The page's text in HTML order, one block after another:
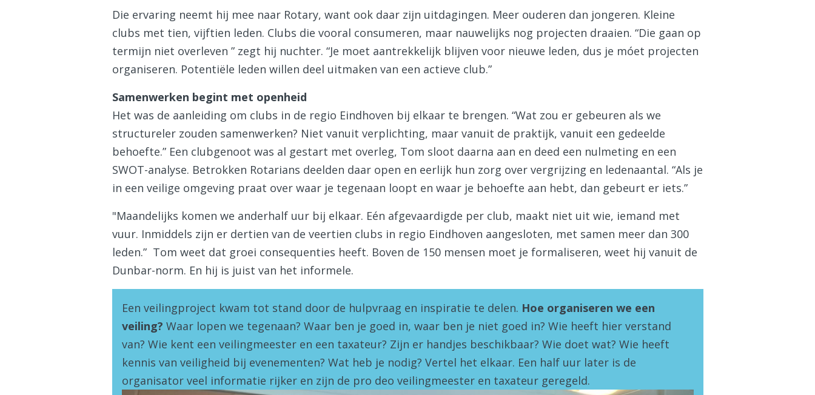
Die ervaring neemt hij mee naar Rotary, want ook daar zijn uitdagingen. Meer ouderen dan jongeren. Kleine
clubs met tien, vijftien leden. Clubs die vooral consumeren, maar nauwelijks nog projecten draaien. “Die gaan op
termijn niet overleven ” zegt hij nuchter. “Je moet aantrekkelijk blijven voor nieuwe leden, dus je móet projecten
organiseren. Potentiële leden willen deel uitmaken van een actieve club.”
Samenwerken begint met openheid
Het was de aanleiding om clubs in de regio Eindhoven bij elkaar te brengen. “Wat zou er gebeuren als we
structureler zouden samenwerken? Niet vanuit verplichting, maar vanuit de praktijk, vanuit een gedeelde
behoefte.” Een clubgenoot was al gestart met overleg, Tom sloot daarna aan en deed een nulmeting en een
SWOT-analyse. Betrokken Rotarians deelden daar open en eerlijk hun zorg over vergrijzing en ledenaantal. “Als je
in een veilige omgeving praat over waar je tegenaan loopt en waar je behoefte aan hebt, dan gebeurt er iets.”
"Maandelijks komen we anderhalf uur bij elkaar. Eén afgevaardigde per club, maakt niet uit wie, iemand met
vuur. Inmiddels zijn er dertien van de veertien clubs in regio Eindhoven aangesloten, met samen meer dan 300
leden.” Tom weet dat groei consequenties heeft. Boven de 150 mensen moet je formaliseren, weet hij vanuit de
Dunbar-norm. En hij is juist van het informele.
Een veilingproject kwam tot stand door de hulpvraag en inspiratie te delen. Hoe organiseren we een
veiling? Waar lopen we tegenaan? Waar ben je goed in, waar ben je niet goed in? Wie heeft hier verstand
van? Wie kent een veilingmeester en een taxateur? Zijn er handjes beschikbaar? Wie doet wat? Wie heeft
kennis van veiligheid bij evenementen? Wat heb je nodig? Vertel het elkaar. Een half uur later is de
organisator veel informatie rijker en zijn de pro deo veilingmeester en taxateur geregeld.